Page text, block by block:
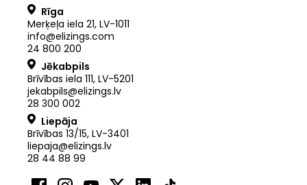
Rīga
Merķeļa iela 21, LV-1011
info@elizings.com
24 800 200
Jēkabpils
Brīvības iela 111, LV-5201
jekabpils@elizings.lv
28 300 002
Liepāja
Brīvības 13/15, LV-3401
liepaja@elizings.lv
28 44 88 99